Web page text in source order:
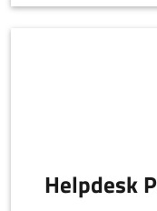
Helpdesk